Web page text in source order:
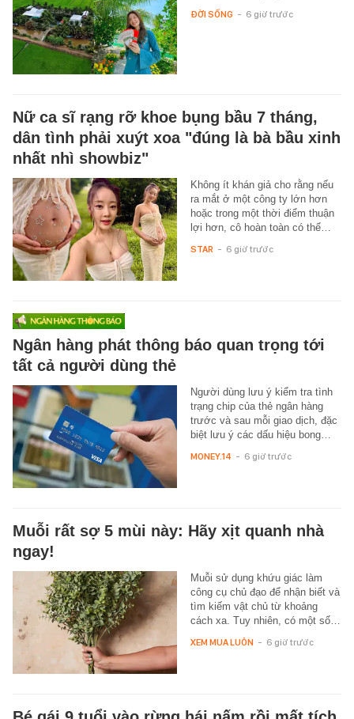
ĐỜI SỐNG - 6 giờ trước
Nữ ca sĩ rạng rỡ khoe bụng bầu 7 tháng,
dân tình phải xuýt xoa "đúng là bà bầu xinh
nhất nhì showbiz"
Không ít khán giả cho rằng nếu
ra mắt ở một công ty lớn hơn
hoặc trong một thời điểm thuận
lợi hơn, cô hoàn toàn có thể…
STAR - 6 giờ trước
Ngân hàng phát thông báo quan trọng tới
tất cả người dùng thẻ
Người dùng lưu ý kiểm tra tình
trạng chip của thẻ ngân hàng
trước và sau mỗi giao dịch, đặc
biệt lưu ý các dấu hiệu bong…
MONEY.14 - 6 giờ trước
Muỗi rất sợ 5 mùi này: Hãy xịt quanh nhà
ngay!
Muỗi sử dụng khứu giác làm
công cụ chủ đạo để nhận biết và
tìm kiếm vật chủ từ khoảng
cách xa. Tuy nhiên, có một số…
XEM MUA LUÔN - 6 giờ trước